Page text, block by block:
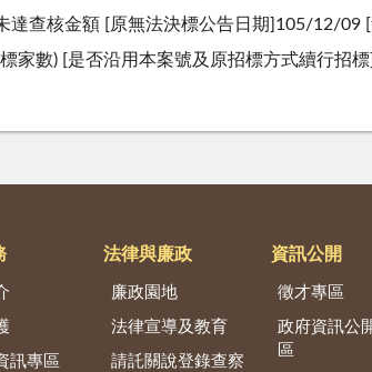
達查核金額 [原無法決標公告日期]105/12/
家數) [是否沿用本案號及原招標方式續行招
訊專區
法律與廉政
廉政園地
法律宣導及教育
請託關說登錄查察
資訊公開
徵才專區
政府資訊公
區